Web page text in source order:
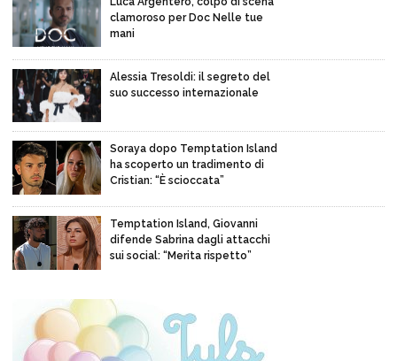
clamoroso per Doc Nelle tue
mani
Alessia Tresoldi: il segreto del
suo successo internazionale
Soraya dopo Temptation Island
ha scoperto un tradimento di
Cristian: “È scioccata”
Temptation Island, Giovanni
difende Sabrina dagli attacchi
sui social: “Merita rispetto”